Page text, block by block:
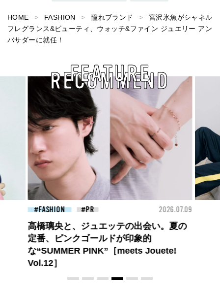
HOME FASHION 憧れブランド
宮沢氷魚がシャネル
フレグランス&ビューティ、ウォッチ&ファイン ジュエリー アン
バサダーに就任！
RECOMMEND
FEATURE
FASHION 2026.07.09
ロエベの新しい世界へようこそ。大胆な
コントラストとレイヤードの先に。装う
喜び、明るいスピリット